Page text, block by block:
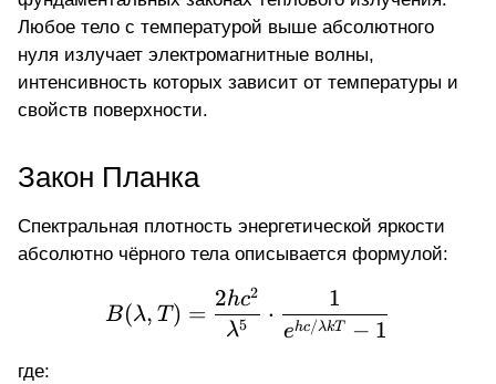
Любое тело с температурой выше абсолютного
нуля излучает электромагнитные волны,
интенсивность которых зависит от температуры и
свойств поверхности.
Закон Планка
Спектральная плотность энергетической яркости
абсолютно чёрного тела описывается формулой:
B(\lambda, T) =
B(λ, T ) =
λ5
2hc2
⋅
ehc/λkT − 1
1
где: